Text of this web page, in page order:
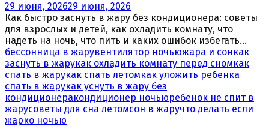
29 июня, 202629 июня, 2026
Как быстро заснуть в жару без кондиционера: советы
для взрослых и детей, как охладить комнату, что
надеть на ночь, что пить и каких ошибок избегать...
бессонница в жарувентилятор ночьюжара и сонкак
заснуть в жарукак охладить комнату перед сномкак
спать в жарукак спать летомкак уложить ребенка
спать в жарукак уснуть в жару без
кондиционеракондиционер ночьюребенок не спит в
жарусоветы для сна летомсон в жаручто делать если
жарко ночью